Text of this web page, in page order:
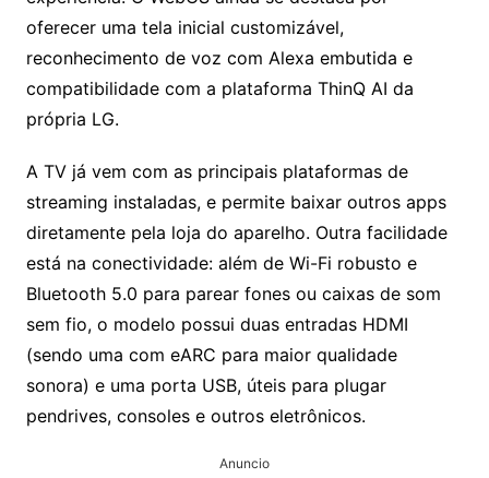
oferecer uma tela inicial customizável,
reconhecimento de voz com Alexa embutida e
compatibilidade com a plataforma ThinQ AI da
própria LG.
A TV já vem com as principais plataformas de
streaming instaladas, e permite baixar outros apps
diretamente pela loja do aparelho. Outra facilidade
está na conectividade: além de Wi-Fi robusto e
Bluetooth 5.0 para parear fones ou caixas de som
sem fio, o modelo possui duas entradas HDMI
(sendo uma com eARC para maior qualidade
sonora) e uma porta USB, úteis para plugar
pendrives, consoles e outros eletrônicos.
Anuncio